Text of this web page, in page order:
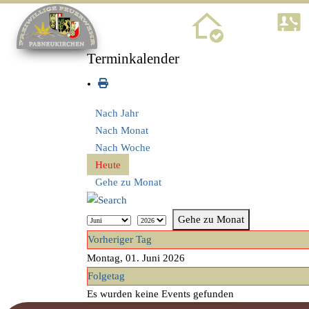
Terminkalender
Nach Jahr
Nach Monat
Nach Woche
Heute
Gehe zu Monat
Gehe zu Monat
Vorheriger Tag
Montag, 01. Juni 2026
Folgetag
Es wurden keine Events gefunden